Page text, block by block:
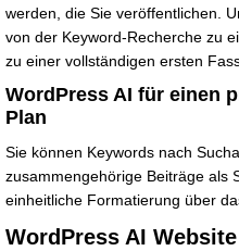
werden, die Sie veröffentlichen.
von der Keyword-Recherche zu
zu einer vollständigen ersten
WordPress AI für einen
Plan
Sie können Keywords nach
zusammengehörige Beiträge als
einheitliche Formatierung über
WordPress AI